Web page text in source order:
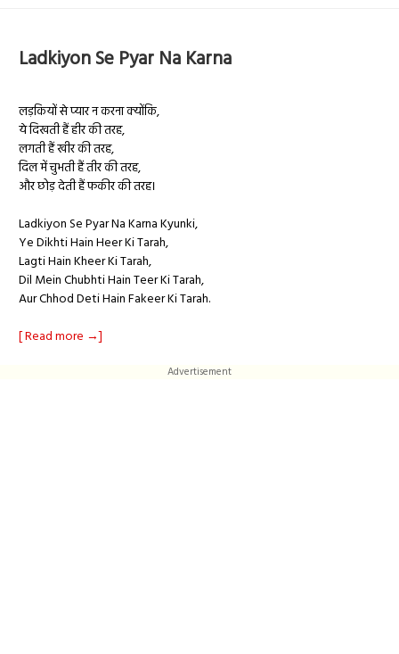
Ladkiyon Se Pyar Na Karna
लड़कियोंसे प्यार न करना क्योंकि,
ये दिखती हैं हीर की तरह,
लगती हैं खीर की तरह,
दिल में चुभती हैं तीर की तरह,
और छोड़ देती हैं फकीर की तरह।
Ladkiyon Se Pyar Na Karna Kyunki,
Ye Dikhti Hain Heer Ki Tarah,
Lagti Hain Kheer Ki Tarah,
Dil Mein Chubhti Hain Teer Ki Tarah,
Aur Chhod Deti Hain Fakeer Ki Tarah.
[ Read more →]
Advertisement